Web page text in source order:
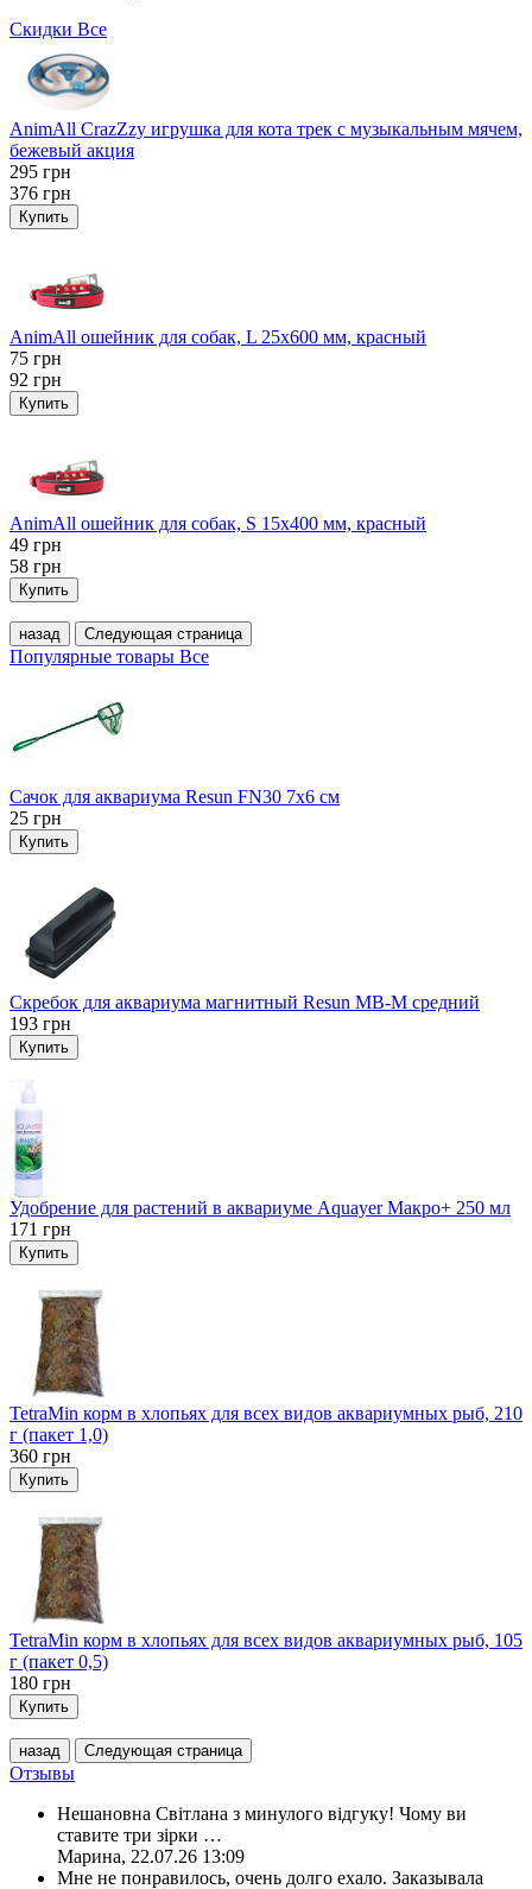
Скидки Все
AnimAll CrazZzy игрушка для кота трек с музыкальным мячем,
бежевый акция
295 грн
376 грн
Купить
AnimAll ошейник для собак, L 25x600 мм, красный
75 грн
92 грн
Купить
AnimAll ошейник для собак, S 15х400 мм, красный
49 грн
58 грн
Купить
назад Следующая страница
Популярные товары Все
Сачок для аквариума Resun FN30 7х6 см
25 грн
Купить
Скребок для аквариума магнитный Resun MB-M средний
193 грн
Купить
Удобрение для растений в аквариуме Aquayer Макро+ 250 мл
171 грн
Купить
TetraMin корм в хлопьях для всех видов аквариумных рыб, 210
г (пакет 1,0)
360 грн
Купить
TetraMin корм в хлопьях для всех видов аквариумных рыб, 105
г (пакет 0,5)
180 грн
Купить
назад Следующая страница
Отзывы
Нешановна Світлана з минулого відгуку! Чому ви
ставите три зірки …
Марина, 22.07.26 13:09
Мне не понравилось, очень долго ехало. Заказывала